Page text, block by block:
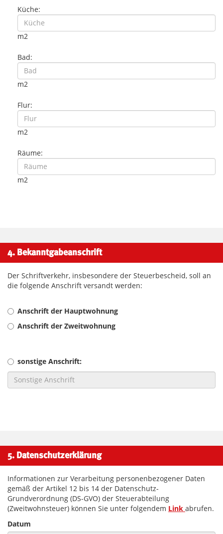
Küche:
m2
Bad:
m2
Flur:
m2
Räume:
m2
4. Bekanntgabeanschrift
Der Schriftverkehr, insbesondere der Steuerbescheid, soll an
die folgende Anschrift versandt werden:
Anschrift der Hauptwohnung
Anschrift der Zweitwohnung
sonstige Anschrift:
5. Datenschutzerklärung
Informationen zur Verarbeitung personenbezogener Daten
gemäß der Artikel 12 bis 14 der Datenschutz-
Grundverordnung (DS-GVO) der Steuerabteilung
(Zweitwohnsteuer) können Sie unter folgendem Link abrufen.
Datum